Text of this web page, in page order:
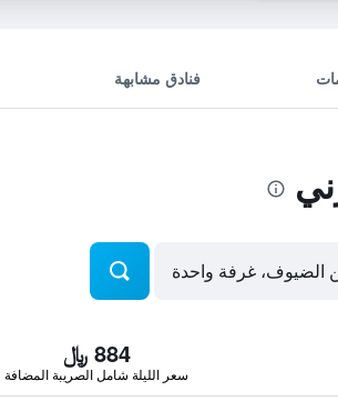
فنادق مشابهة
884 ﷼
سعر الليلة شامل الصريبة المضافة